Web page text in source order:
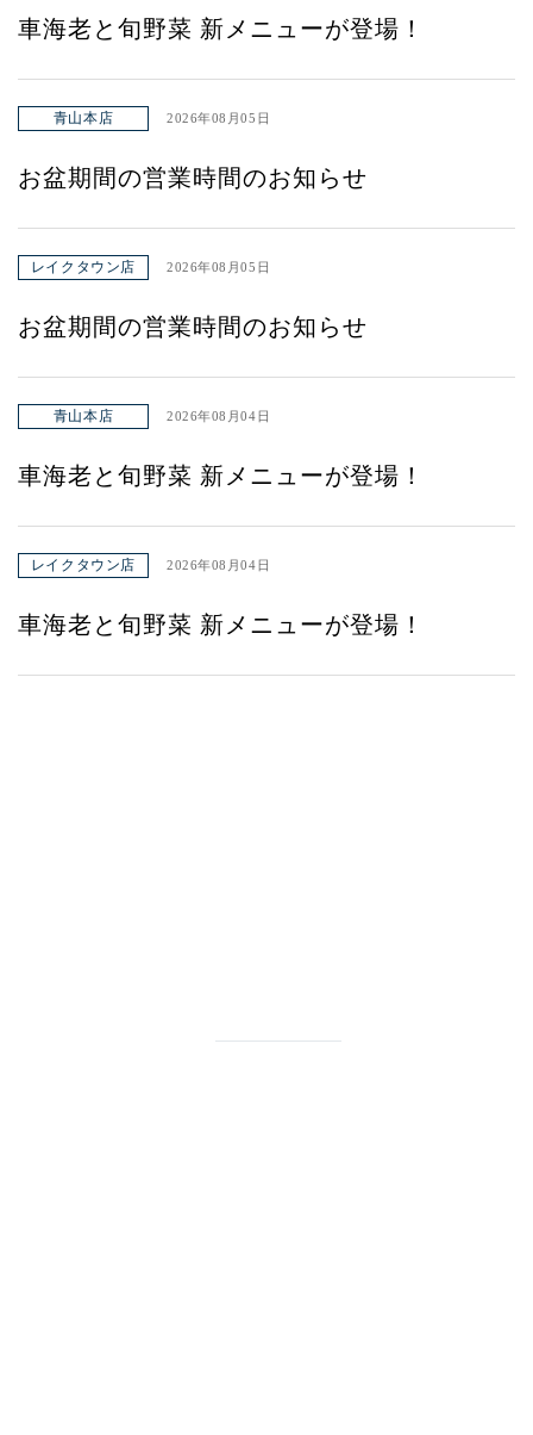
車海老と旬野菜 新メニューが登場！
青山本店 2026年08月05日
お盆期間の営業時間のお知らせ
レイクタウン店 2026年08月05日
お盆期間の営業時間のお知らせ
青山本店 2026年08月04日
車海老と旬野菜 新メニューが登場！
レイクタウン店 2026年08月04日
車海老と旬野菜 新メニューが登場！